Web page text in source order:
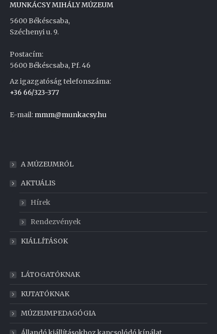
MUNKÁCSY MIHÁLY MÚZEUM
5600 Békéscsaba,
Széchenyi u. 9.
Postacím:
5600 Békéscsaba, Pf. 46
Az igazgatóság telefonszáma:
+36 66/323-377
E-mail: mmm@munkacsy.hu
A MÚZEUMRÓL
AKTUÁLIS
Hírek
Rendezvények
KIÁLLÍTÁSOK
LÁTOGATÓKNAK
KUTATÓKNAK
MÚZEUMPEDAGÓGIA